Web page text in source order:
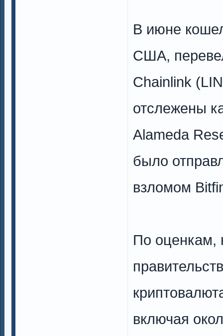
В июне
США,
Chainlink
отслежены
Alameda
было
взломом
По оценкам,
включая